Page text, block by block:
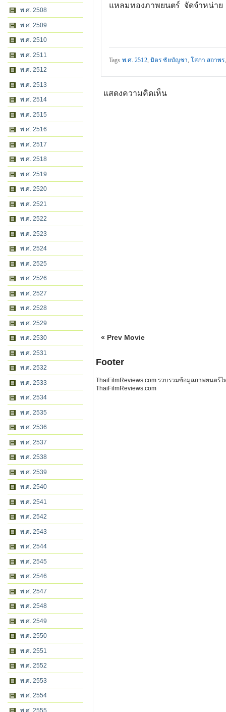
พ.ศ. 2508
พ.ศ. 2509
พ.ศ. 2510
พ.ศ. 2511
พ.ศ. 2512
พ.ศ. 2513
พ.ศ. 2514
พ.ศ. 2515
พ.ศ. 2516
พ.ศ. 2517
พ.ศ. 2518
พ.ศ. 2519
พ.ศ. 2520
พ.ศ. 2521
พ.ศ. 2522
พ.ศ. 2523
พ.ศ. 2524
พ.ศ. 2525
พ.ศ. 2526
พ.ศ. 2527
พ.ศ. 2528
พ.ศ. 2529
พ.ศ. 2530
พ.ศ. 2531
พ.ศ. 2532
พ.ศ. 2533
พ.ศ. 2534
พ.ศ. 2535
พ.ศ. 2536
พ.ศ. 2537
พ.ศ. 2538
พ.ศ. 2539
พ.ศ. 2540
พ.ศ. 2541
พ.ศ. 2542
พ.ศ. 2543
พ.ศ. 2544
พ.ศ. 2545
พ.ศ. 2546
พ.ศ. 2547
พ.ศ. 2548
พ.ศ. 2549
พ.ศ. 2550
พ.ศ. 2551
พ.ศ. 2552
พ.ศ. 2553
พ.ศ. 2554
พ.ศ. 2555
แหลมทองภาพยนตร์ จัดจำหน่าย
Tags พ.ศ. 2512, มิตร ชัยบัญชา,โสภา สถาพร
แสดงความคิดเห็น
« Prev Movie
Footer
ThaiFilmReviews.com รวบรวมข้อมูลภาพยนตร์
ThaiFilmReviews.com